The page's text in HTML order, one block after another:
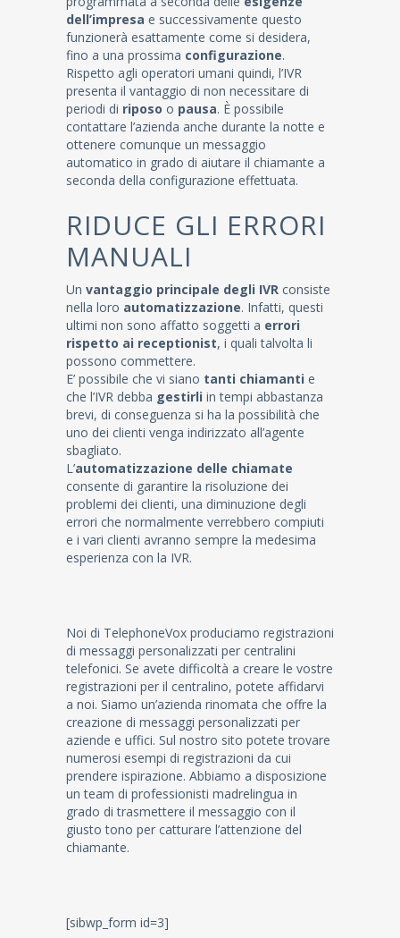
dell’impresa e successivamente questo
funzionerà esattamente come si desidera,
fino a una prossima configurazione.
Rispetto agli operatori umani quindi, l’IVR
presenta il vantaggio di non necessitare di
periodi di riposo o pausa. È possibile
contattare l’azienda anche durante la notte e
ottenere comunque un messaggio
automatico in grado di aiutare il chiamante a
seconda della configurazione effettuata.
RIDUCE GLI ERRORI
MANUALI
Un vantaggio principale degli IVR consiste
nella loro automatizzazione. Infatti, questi
ultimi non sono affatto soggetti a errori
rispetto ai receptionist, i quali talvolta li
possono commettere.
E’ possibile che vi siano tanti chiamanti e
che l’IVR debba gestirli in tempi abbastanza
brevi, di conseguenza si ha la possibilità che
uno dei clienti venga indirizzato all’agente
sbagliato.
L’automatizzazione delle chiamate
consente di garantire la risoluzione dei
problemi dei clienti, una diminuzione degli
errori che normalmente verrebbero compiuti
e i vari clienti avranno sempre la medesima
esperienza con la IVR.
Noi di TelephoneVox produciamo registrazioni
di messaggi personalizzati per centralini
telefonici. Se avete difficoltà a creare le vostre
registrazioni per il centralino, potete affidarvi
a noi. Siamo un’azienda rinomata che offre la
creazione di messaggi personalizzati per
aziende e uffici. Sul nostro sito potete trovare
numerosi esempi di registrazioni da cui
prendere ispirazione. Abbiamo a disposizione
un team di professionisti madrelingua in
grado di trasmettere il messaggio con il
giusto tono per catturare l’attenzione del
chiamante.
[sibwp_form id=3]